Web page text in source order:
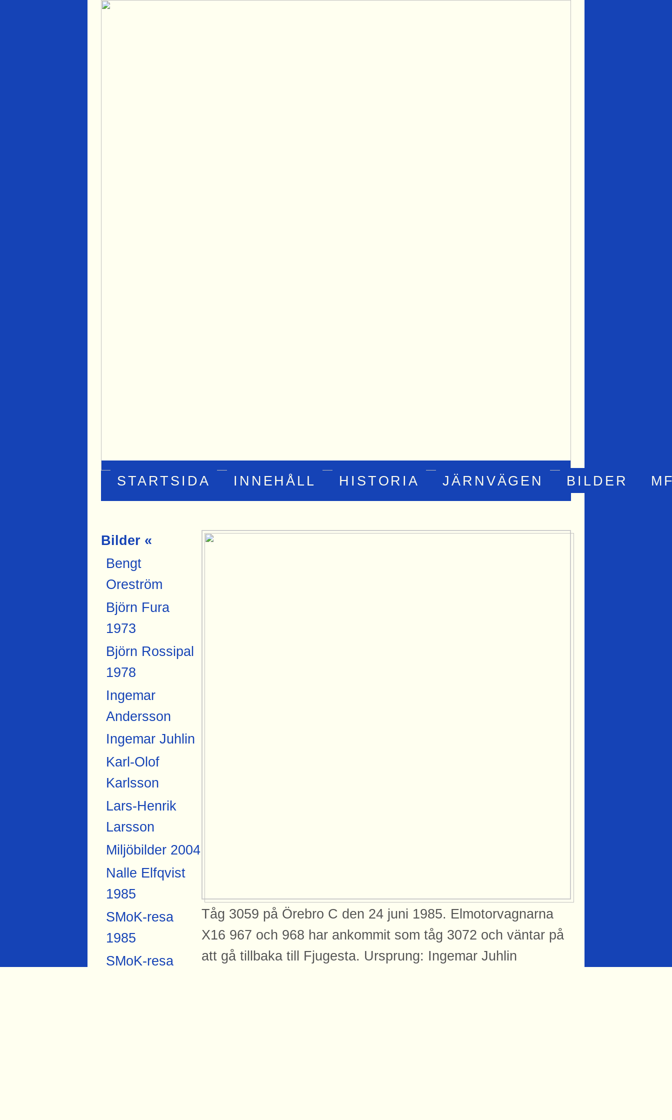
STARTSIDA INNEHÅLL HISTORIA JÄRNVÄGEN BILDER
Bilder «
Bengt
Oreström
Björn Fura
1973
Björn Rossipal
1978
Ingemar
Andersson
Ingemar Juhlin
Karl-Olof
Karlsson
Lars-Henrik
Larsson
Miljöbilder 2004
Nalle Elfqvist
1985
SMoK-resa
1985
SMoK-resa
Tåg 3059 på Örebro C den 24 juni 1985. Elmotorvagnarna
X16 967 och 968 har ankommit som tåg 3072 och väntar på
att gå tillbaka till Fjugesta. Ursprung: Ingemar Juhlin